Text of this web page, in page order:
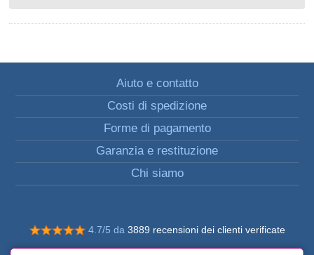
Aiuto e contatto
Costi di spedizione
Forme di pagamento
Garanzia e restituzione
Chi siamo
4.7/5 da 3889 recensioni dei clienti verificate